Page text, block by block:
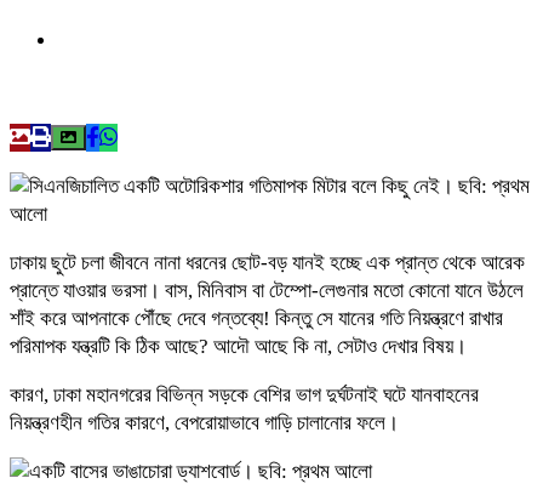
ঢাকায় ছুটে চলা জীবনে নানা ধরনের ছোট-বড় যানই হচ্ছে এক প্রান্ত থেকে আরেক
প্রান্তে যাওয়ার ভরসা। বাস, মিনিবাস বা টেম্পো-লেগুনার মতো কোনো যানে উঠলে
শাঁই করে আপনাকে পৌঁছে দেবে গন্তব্যে! কিন্তু সে যানের গতি নিয়ন্ত্রণে রাখার
পরিমাপক যন্ত্রটি কি ঠিক আছে? আদৌ আছে কি না, সেটাও দেখার বিষয়।
কারণ, ঢাকা মহানগরের বিভিন্ন সড়কে বেশির ভাগ দুর্ঘটনাই ঘটে যানবাহনের
নিয়ন্ত্রণহীন গতির কারণে, বেপরোয়াভাবে গাড়ি চালানোর ফলে।